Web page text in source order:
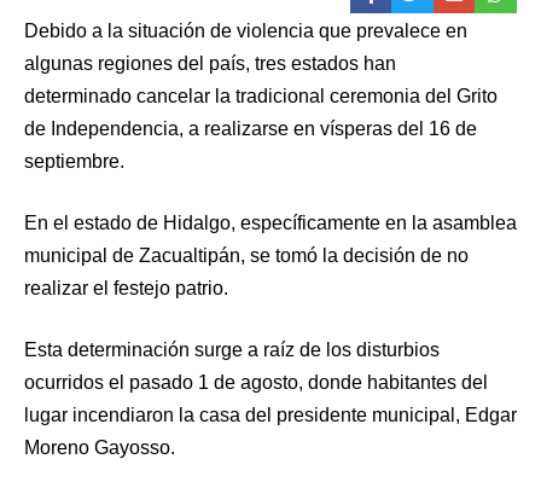
Debido a la situación de violencia que prevalece en
algunas regiones del país, tres estados han
determinado cancelar la tradicional ceremonia del Grito
de Independencia, a realizarse en vísperas del 16 de
septiembre.
En el estado de Hidalgo, específicamente en la asamblea
municipal de Zacualtipán, se tomó la decisión de no
realizar el festejo patrio.
Esta determinación surge a raíz de los disturbios
ocurridos el pasado 1 de agosto, donde habitantes del
lugar incendiaron la casa del presidente municipal, Edgar
Moreno Gayosso.